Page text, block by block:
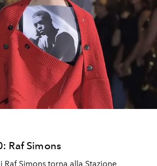
Raf Simons
Simons torna alla Stazione